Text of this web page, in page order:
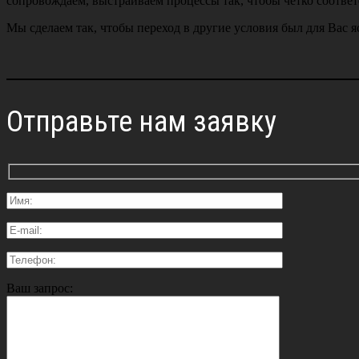
Мы сделаем так, чтобы переход в другие условия был для Вас
Отправьте нам заявку
Ваш запрос: